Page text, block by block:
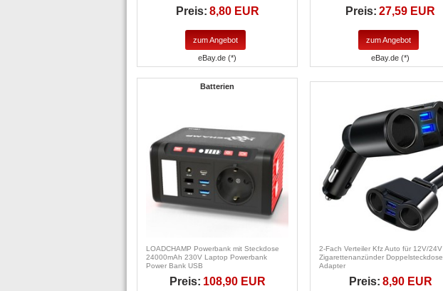
Preis: 8,80 EUR
zum Angebot
eBay.de (*)
Preis: 27,59 EUR
zum Angebot
eBay.de (*)
Batterien
LOADCHAMP Powerbank mit Steckdose
24000mAh 230V Laptop Powerbank
Power Bank USB
Preis: 108,90 EUR
2-Fach Verteiler Kfz Auto für 12V/24V
Zigarettenanzünder Doppelsteckdose
Adapter
Preis: 8,90 EUR